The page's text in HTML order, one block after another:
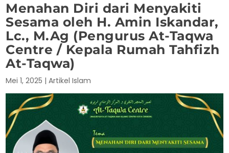
Menahan Diri dari Menyakiti
Sesama oleh H. Amin Iskandar,
Lc., M.Ag (Pengurus At-Taqwa
Centre / Kepala Rumah Tahfizh
At-Taqwa)
Mei 1, 2025 |Artikel Islam